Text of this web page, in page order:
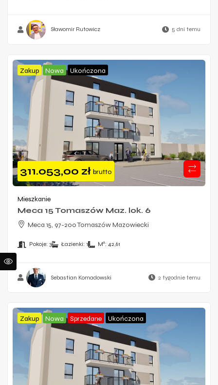
Sławomir Rutowicz 5 dni temu
Zakup Nowa Ukończona
311.053,00 zł brutto
Mieszkanie
Meca 15 Tomaszów Maz. lok. 6
Meca 15, 97-200 Tomaszów Mazowiecki
Pokoje: 3 Łazienki: 1 M²: 42,61
Sebastian Komadowski 2 tygodnie temu
Zakup Nowa Sprzedane Ukończona